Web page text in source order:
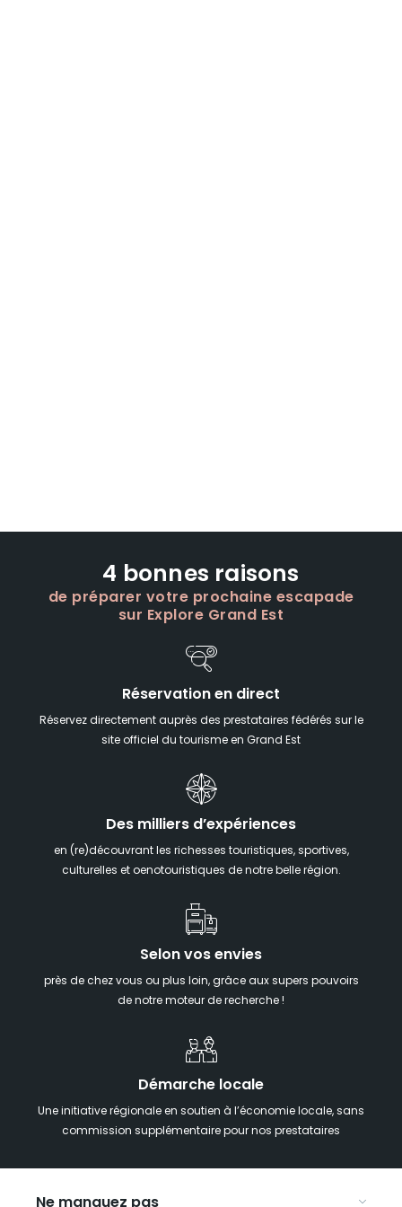
4 bonnes raisons
de préparer votre prochaine escapade
sur Explore Grand Est
Réservation en direct
Réservez directement auprès des prestataires fédérés sur le
site officiel du tourisme en Grand Est
Des milliers d’expériences
en (re)découvrant les richesses touristiques, sportives,
culturelles et oenotouristiques de notre belle région.
Selon vos envies
près de chez vous ou plus loin, grâce aux supers pouvoirs
de notre moteur de recherche !
Démarche locale
Une initiative régionale en soutien à l’économie locale, sans
commission supplémentaire pour nos prestataires